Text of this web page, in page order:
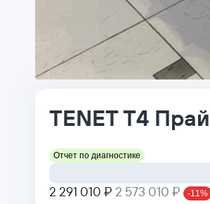
TENETT4
Отчет по диагностике
2 291 010 ₽ 2 573 010 ₽ -11%